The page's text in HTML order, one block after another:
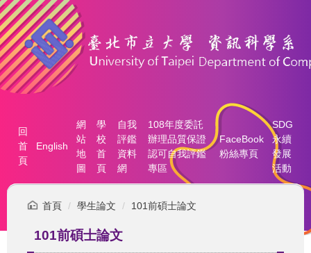
跳
到
主
要
內
容
回
首
頁
English
網
站
地
圖
學
校
首
頁
自我
評鑑
資料
網
108年度委託
辦理品質保證
認可自我評鑑
專區
FaceBook
粉絲專頁
SDG
永續
發展
活動
首頁 學生論文 101前碩士論文
101前碩士論文